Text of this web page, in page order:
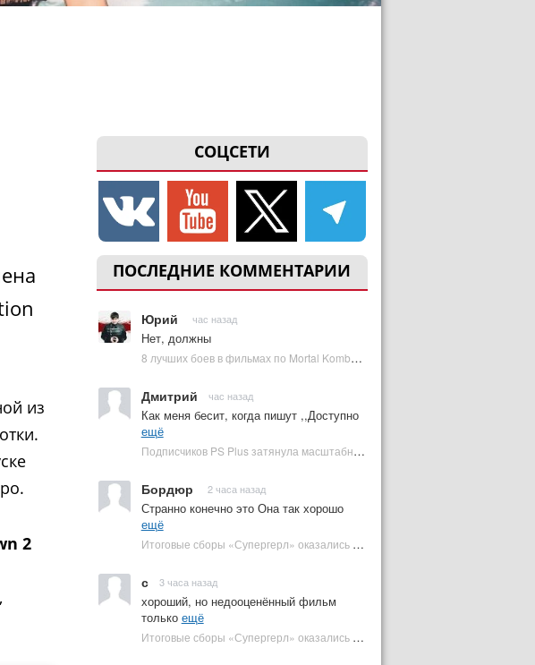
СОЦСЕТИ
ПОСЛЕДНИЕ КОММЕНТАРИИ
Юрий час назад
Нет, должны
8 лучших боев в фильмах по Mortal Kombat: от «Смертельной битвы» до «Мортал Комбат 2» | Plugged In Ru
Дмитрий час назад
Как меня бесит, когда пишут ,,Доступно
ещё
Подписчиков PS Plus затянула масштабная RPG в духе Skyrim, которая доступна бесплатно | Plugged In Ru
Бордюр 2 часа назад
Странно конечно это Она так хорошо
ещё
Итоговые сборы «Супергерл» оказались худшими для DC за два десятилетия | Plugged In Ru
с 3 часа назад
хороший, но недооценённый фильм
только ещё
Итоговые сборы «Супергерл» оказались худшими для DC за два десятилетия | Plugged In Ru
из
2